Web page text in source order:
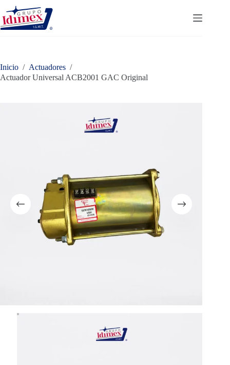
Saltar
contenido
Inicio / Actuadores /
Actuador Universal ACB2001 GAC Original